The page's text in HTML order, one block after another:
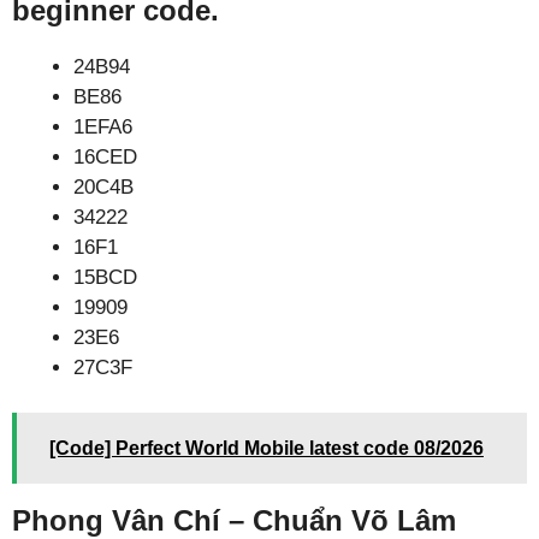
beginner code.
24B94
BE86
1EFA6
16CED
20C4B
34222
16F1
15BCD
19909
23E6
27C3F
[Code] Perfect World Mobile latest code 08/2026
Phong Vân Chí – Chuẩn Võ Lâm